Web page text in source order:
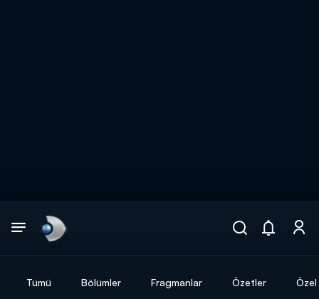
Tümü Bölümler Fragmanlar Özetler